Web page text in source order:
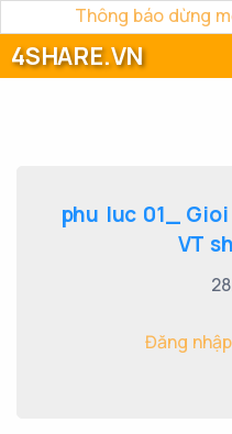
Thông báo dừng
4SHARE.VN
phu luc 01_
VT
Đăng